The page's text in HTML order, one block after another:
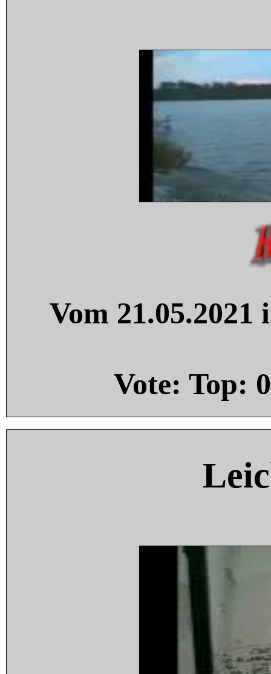
Vom
Vote: Top: 0